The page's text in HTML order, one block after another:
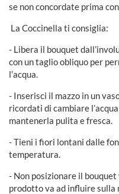
se non concordate prima con
La Coccinella ti consiglia:
- Libera il bouquet
con un taglio obliquo per
l’acqua.
- Inserisci il mazzo in un
ricordati di cambiare
mantenerla pulita e fresca.
- Tieni i fiori lontani dalle
temperatura.
- Non posizionare il
prodotto va ad influire sulla